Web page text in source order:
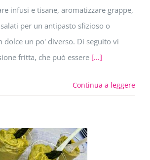
infusi e tisane, aromatizzare grappe,
per un antipasto sfizioso o
dolce un po' diverso. Di seguito vi
fritta, che può essere [...]
Continua a leggere